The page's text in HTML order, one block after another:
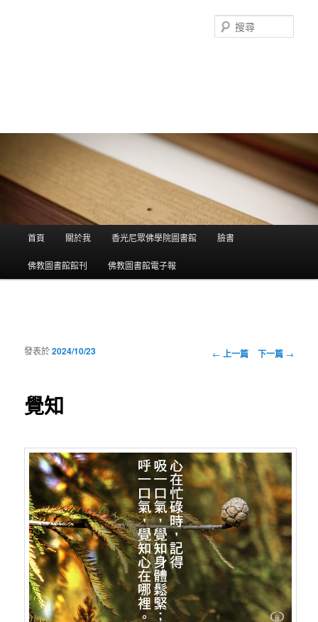
尋
跳到主內容
跳到第二內容
首頁 關於我 香光尼眾佛學院圖書館 臉書
佛教圖書館館刊 佛教圖書館電子報
瀏覽文章
← 上一篇 下一篇 →
覺知
發表於2024/10/23